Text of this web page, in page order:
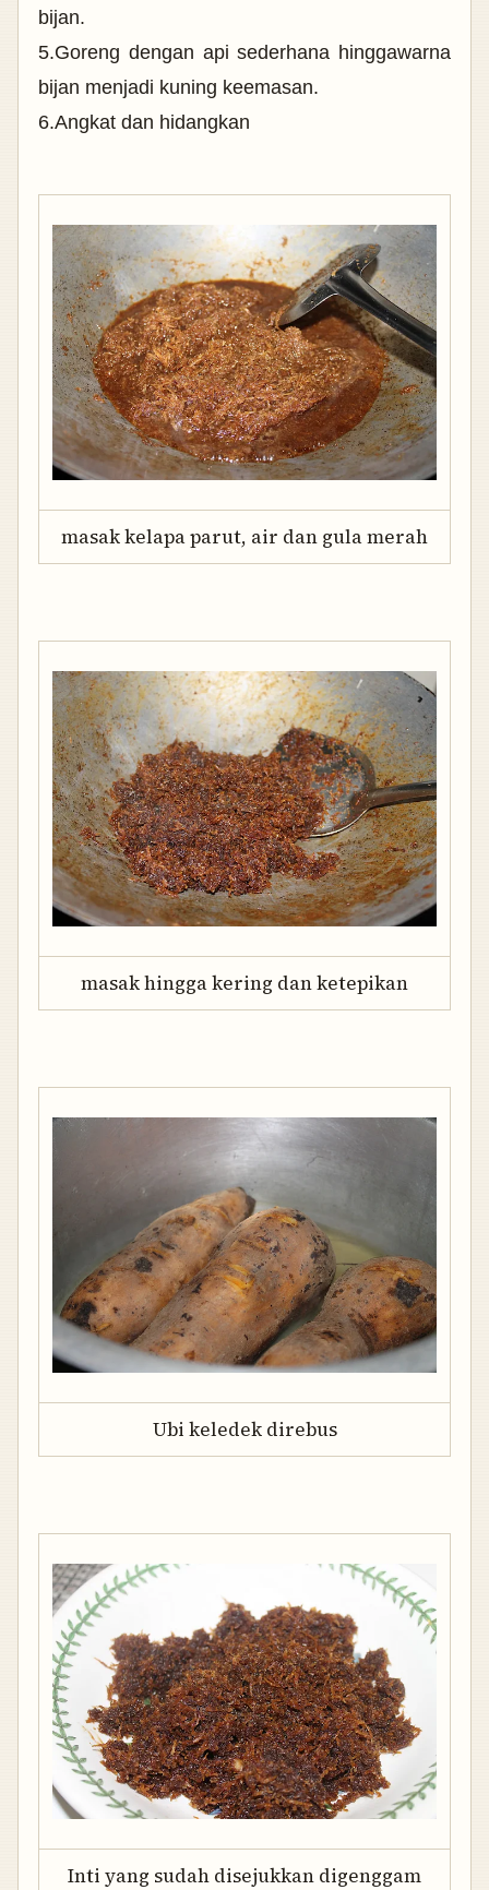
bijan.
5.Goreng dengan api sederhana hinggawarna
bijan menjadi kuning keemasan.
6.Angkat dan hidangkan
masak kelapa parut, air dan gula merah
masak hingga kering dan ketepikan
Ubi keledek direbus
Inti yang sudah disejukkan digenggam